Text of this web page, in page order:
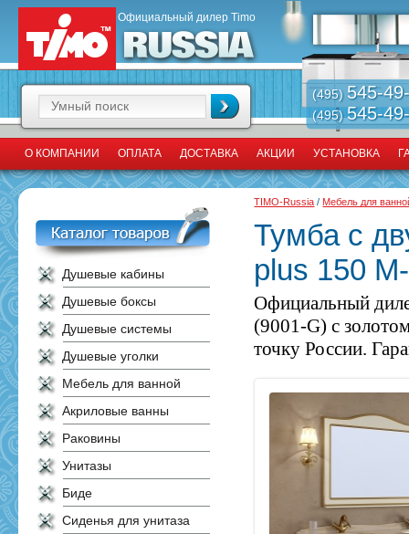
Официальный дилер Timo
(495) 545-
(495)545-
О КОМПАНИИ ОПЛАТА ДОСТАВКА АКЦИИ УСТАНОВКА
Душевые кабины
Душевые боксы
Душевые системы
Душевые уголки
Мебель для ванной
Акриловые ванны
Раковины
Унитазы
Биде
Сиденья для унитаза
TIMO-Russia / Мебель для
Тумба с
plus 150
Официальный
(9001-G) c
точку России.